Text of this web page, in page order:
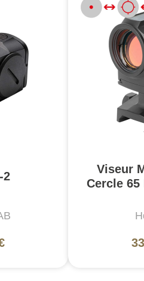
2
Viseur
Cercle 65